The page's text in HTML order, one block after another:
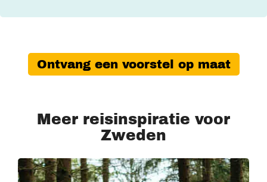
Ontvang een voorstel op maat
Meer reisinspiratie voor
Zweden